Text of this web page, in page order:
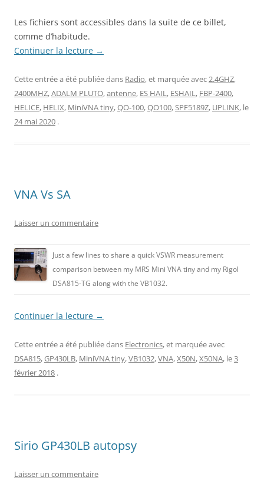
Les fichiers sont accessibles dans la suite de ce billet,
comme d’habitude.
Continuer la lecture →
Cette entrée a été publiée dans Radio, et marquée avec2.4GHZ,
2400MHZ,ADALM PLUTO,antenne, ES HAIL, ESHAIL, FBP-2400,
HELICE, HELIX, MiniVNA tiny,QO-100,QO100,SPF5189Z, UPLINK, le
24 mai 2020 .
VNA Vs SA
Laisser un commentaire
Just a few lines to share a quick VSWR measurement
comparison between my MRS Mini VNA tiny and my Rigol
DSA815-TG along with the VB1032.
Continuer la lecture →
Cette entrée a été publiée dans Electronics, et marquée avec
DSA815,GP430LB, MiniVNA tiny,VB1032,VNA,X50N,X50NA, le3
février 2018 .
Sirio GP430LB autopsy
Laisser un commentaire